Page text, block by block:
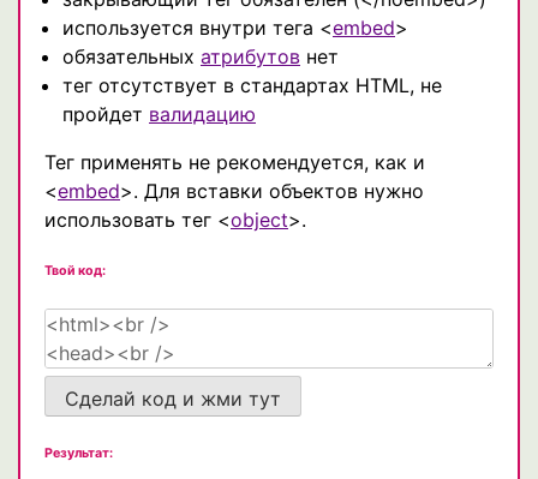
используется внутри тега <embed>
обязательных атрибутов нет
тег отсутствует в стандартах HTML, не
пройдет валидацию
Тег применять не рекомендуется, как и
<embed>. Для вставки объектов нужно
использовать тег <object>.
Твой код:
Сделай код и жми тут
Результат: